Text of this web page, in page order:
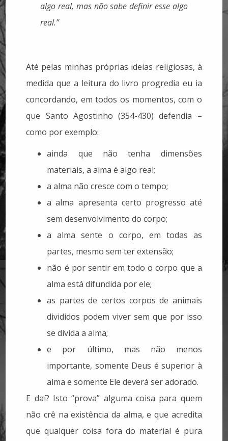
algo real, mas não sabe definir esse algo
real.”
Até pelas minhas próprias ideias religiosas, à
medida que a leitura do livro progredia eu ia
concordando, em todos os momentos, com o
que Santo Agostinho (354-430) defendia –
como por exemplo:
ainda que não tenha dimensões
materiais, a alma é algo real;
a alma não cresce com o tempo;
a alma apresenta certo progresso até
sem desenvolvimento do corpo;
a alma sente o corpo, em todas as
partes, mesmo sem ter extensão;
não é por sentir em todo o corpo que a
alma está difundida por ele;
as partes de certos corpos de animais
divididos podem viver sem que por isso
se divida a alma;
e por último, mas não menos
importante, somente Deus é superior à
alma e somente Ele deverá ser adorado.
E daí? Isto “prova” alguma coisa para quem
não crê na existência da alma, e que acredita
que qualquer coisa fora do material é pura